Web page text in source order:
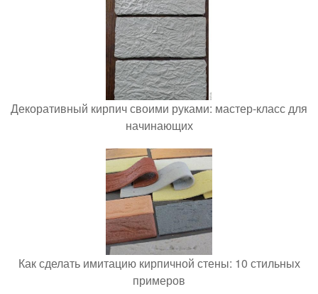
Декоративный кирпич своими руками: мастер-класс для
начинающих
Как сделать имитацию кирпичной стены: 10 стильных
примеров